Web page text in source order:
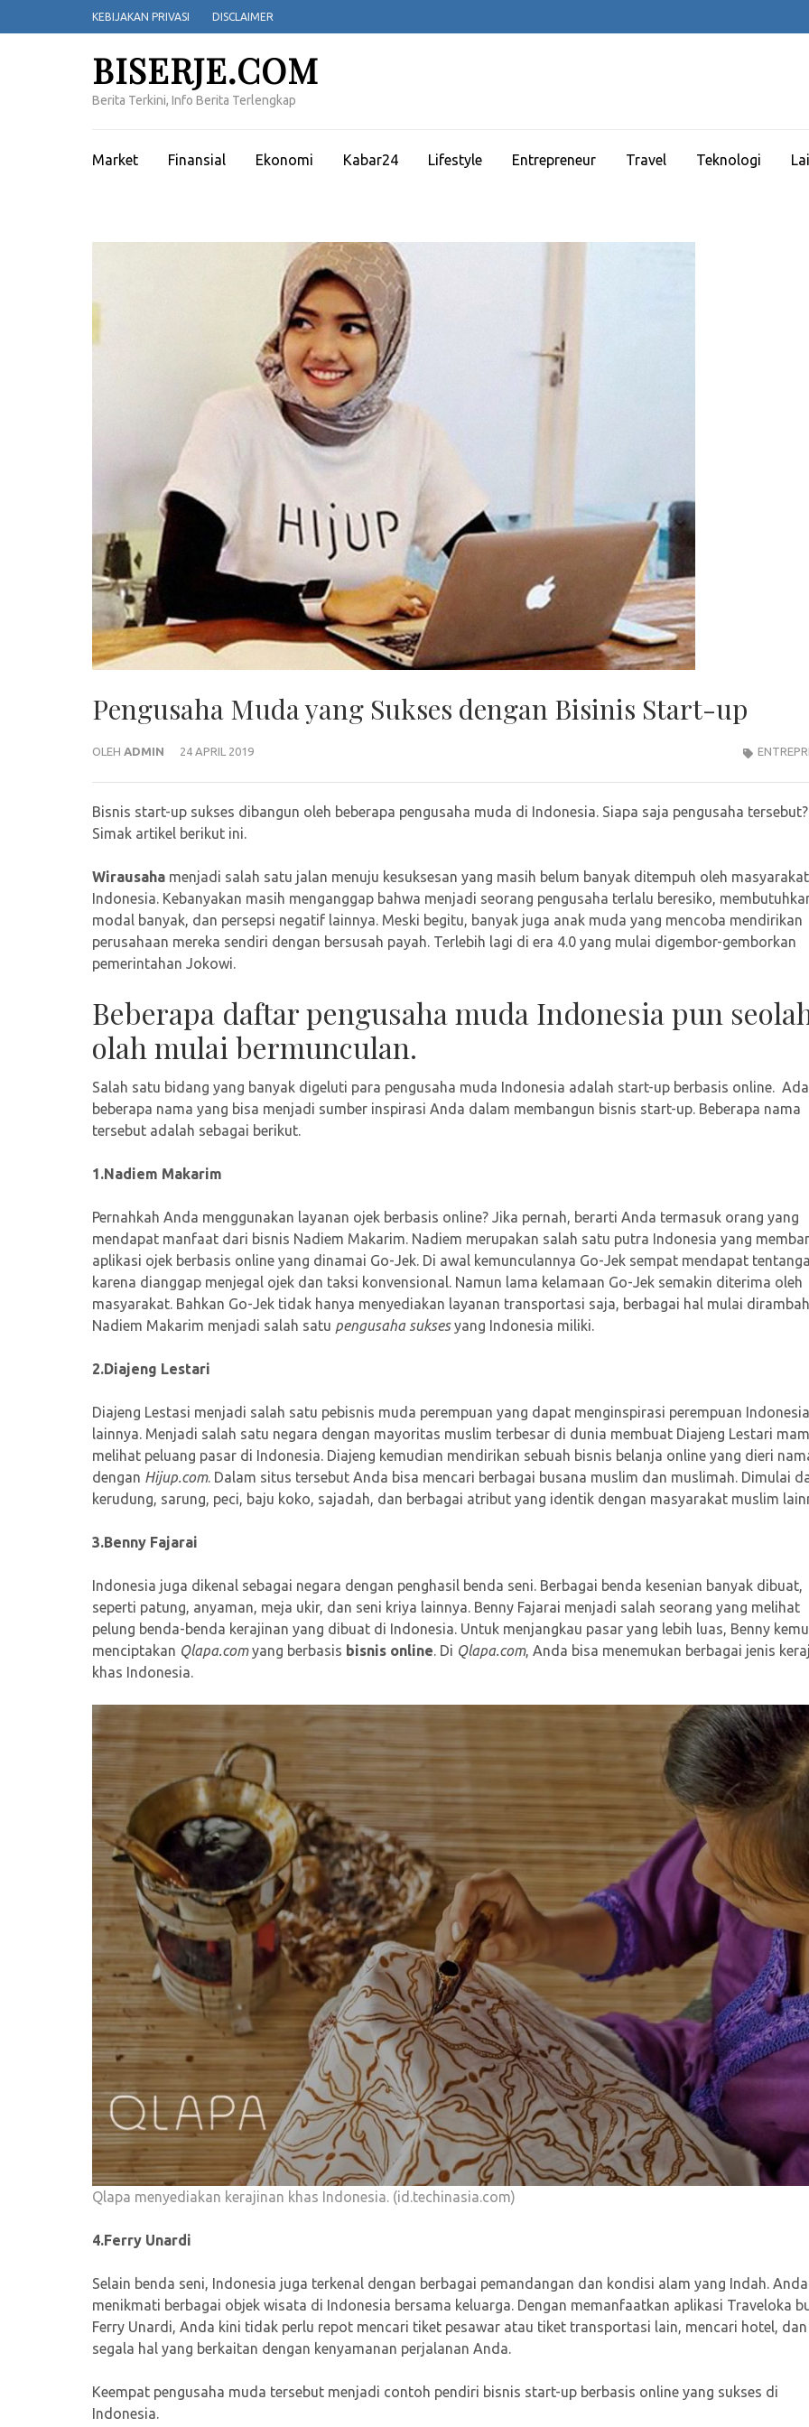
ke
KEBIJAKAN PRIVASI DISCLAIMER
BISERJE.COM
Berita Terkini, Info Berita Terlengkap
Market Finansial Ekonomi Kabar24 Lifestyle Entrepreneur Travel Teknologi
Pengusaha Muda yang Sukses dengan Bisinis Start-up
OLEH ADMIN 24 APRIL 2019
Bisnis start-up sukses dibangun oleh beberapa pengusaha muda di Indonesia. Siapa saja pengusaha tersebut?
Simak artikel berikut ini.
Wirausaha menjadi salah satu jalan menuju kesuksesan yang masih belum banyak ditempuh oleh masyarakat
Indonesia. Kebanyakan masih menganggap bahwa menjadi seorang pengusaha terlalu beresiko,
modal banyak, dan persepsi negatif lainnya. Meski begitu, banyak juga anak muda yang mencoba mendirikan
perusahaan mereka sendiri dengan bersusah payah. Terlebih lagi di era 4.0 yang mulai digembor-gemborkan
pemerintahan Jokowi.
Beberapa daftar pengusaha muda Indonesia pun
olah mulai bermunculan.
Salah satu bidang yang banyak digeluti para pengusaha muda Indonesia adalah start-up berbasis online. Ada
beberapa nama yang bisa menjadi sumber inspirasi Anda dalam membangun bisnis start-up. Beberapa nama
tersebut adalah sebagai berikut.
1.Nadiem Makarim
Pernahkah Anda menggunakan layanan ojek berbasis online? Jika pernah, berarti Anda termasuk orang yang
mendapat manfaat dari bisnis Nadiem Makarim. Nadiem merupakan salah satu putra Indonesia yang
aplikasi ojek berbasis online yang dinamai Go-Jek. Di awal kemunculannya Go-Jek sempat mendapat
karena dianggap menjegal ojek dan taksi konvensional. Namun lama kelamaan Go-Jek semakin diterima oleh
masyarakat. Bahkan Go-Jek tidak hanya menyediakan layanan transportasi saja, berbagai hal mulai
Nadiem Makarim menjadi salah satu pengusaha suksesyang Indonesia miliki.
2.Diajeng Lestari
Diajeng Lestasi menjadi salah satu pebisnis muda perempuan yang dapat menginspirasi perempuan Indonesia
lainnya. Menjadi salah satu negara dengan mayoritas muslim terbesar di dunia membuat Diajeng Lestari
melihat peluang pasar di Indonesia. Diajeng kemudian mendirikan sebuah bisnis belanja online yang dieri
dengan Hijup.com. Dalam situs tersebut Anda bisa mencari berbagai busana muslim dan muslimah. Dimulai
kerudung, sarung, peci, baju koko, sajadah, dan berbagai atribut yang identik dengan masyarakat muslim
3.Benny Fajarai
Indonesia juga dikenal sebagai negara dengan penghasil benda seni. Berbagai benda kesenian banyak dibuat,
seperti patung, anyaman, meja ukir, dan seni kriya lainnya. Benny Fajarai menjadi salah seorang yang melihat
pelung benda-benda kerajinan yang dibuat di Indonesia. Untuk menjangkau pasar yang lebih luas, Benny
menciptakan Qlapa.comyang berbasis bisnis online. Di Qlapa.com, Anda bisa menemukan berbagai jenis
khas Indonesia.
Qlapa menyediakan kerajinan khas Indonesia. (id.techinasia.com)
4.Ferry Unardi
Selain benda seni, Indonesia juga terkenal dengan berbagai pemandangan dan kondisi alam yang Indah.
menikmati berbagai objek wisata di Indonesia bersama keluarga. Dengan memanfaatkan aplikasi Traveloka
Ferry Unardi, Anda kini tidak perlu repot mencari tiket pesawar atau tiket transportasi lain, mencari hotel, dan
segala hal yang berkaitan dengan kenyamanan perjalanan Anda.
Keempat pengusaha muda tersebut menjadi contoh pendiri bisnis start-up berbasis online yang sukses di
Indonesia.